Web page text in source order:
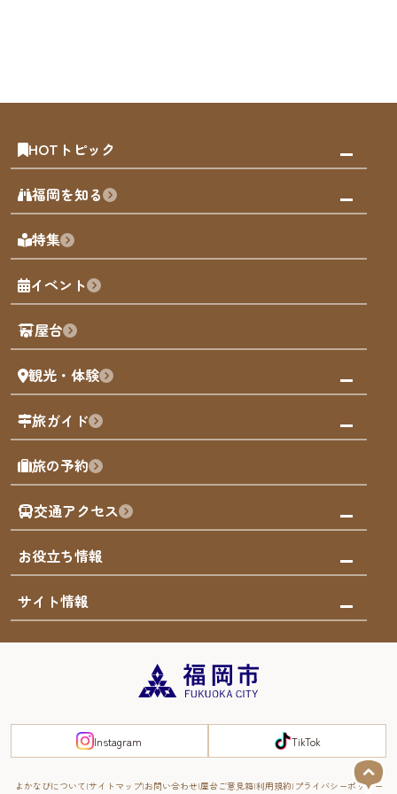
HOTトピック
みんなの旅行記
天神エリア
博多旧市街
福岡城
歴史・文化
福岡を知る
福岡の見どころ
福岡の魅力
観光カレンダー
観光PR動画
まち歩き
福岡グルメ
福岡を楽しむ
福岡のアート
福岡のナイトタイム
福岡の歴史・文化
サステナブルツーリズム
福岡検定
よかなび音声ガイド
FUKUOKA EAST&WEST COAST
特集
イベント
屋台
観光・体験
観る・遊ぶ
屋台
買う
体験
泊まる
旅ガイド
モデルコース
AIおまかせコース
オリジナルプラン
みんなの旅行記
旅の予約
交通アクセス
市内交通ガイド
お得なチケット
お役立ち情報
お知らせ
災害情報
サイト情報
まち歩き・体験プログラム掲載申込
Instagram TikTok
よかなびについて サイトマップ お問い合わせ 屋台ご意見箱 利用規約 プライバシーポリシー